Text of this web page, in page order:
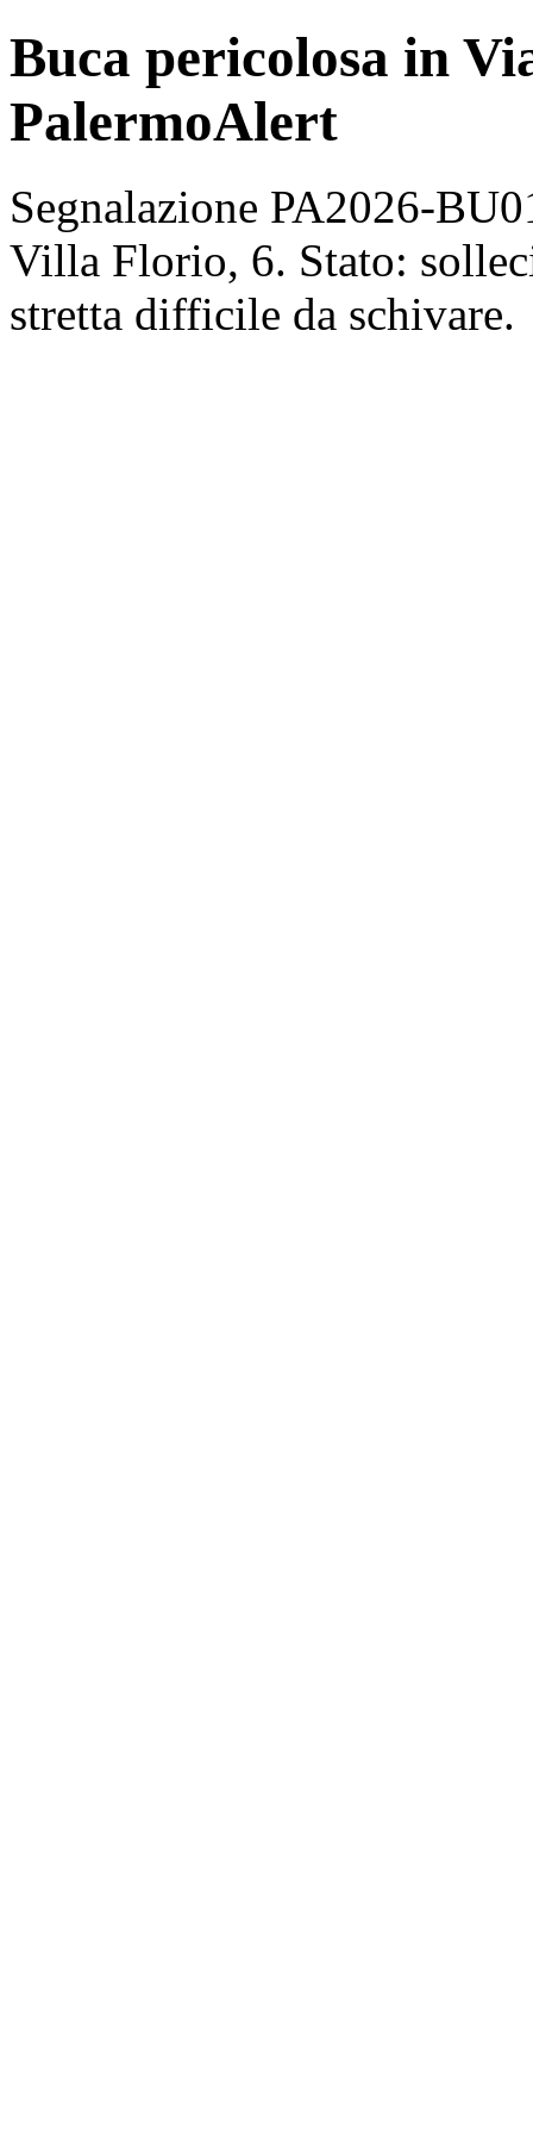
Buca pericolosa in
PalermoAlert
Segnalazione PA2026-
Villa Florio, 6. Stato:
stretta difficile da schivare.